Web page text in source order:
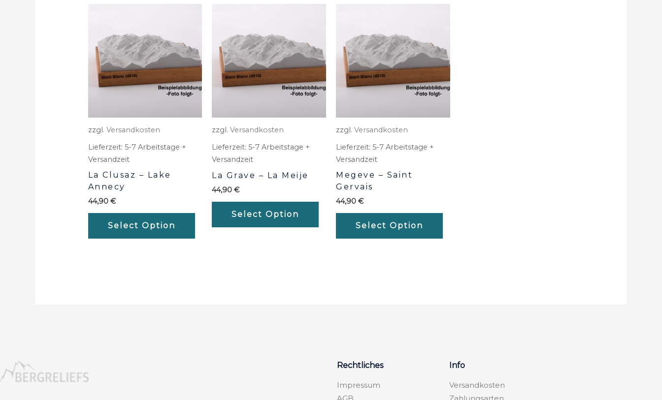
zzgl. Versandkosten
Lieferzeit: 5-7 Arbeitstage +
Versandzeit
La Clusaz – Lake
Annecy
44,90 €
Select Option
zzgl.Versandkosten
Lieferzeit: 5-7 Arbeitstage +
Versandzeit
La Grave – La Meije
44,90€
Select Option
zzgl. Versandkosten
Lieferzeit: 5-7 Arbeitstage +
Versandzeit
Megeve – Saint
Gervais
44,90 €
Select Option
Rechtliches
Impressum
AGB
Info
Versandkosten
Zahlungsarten